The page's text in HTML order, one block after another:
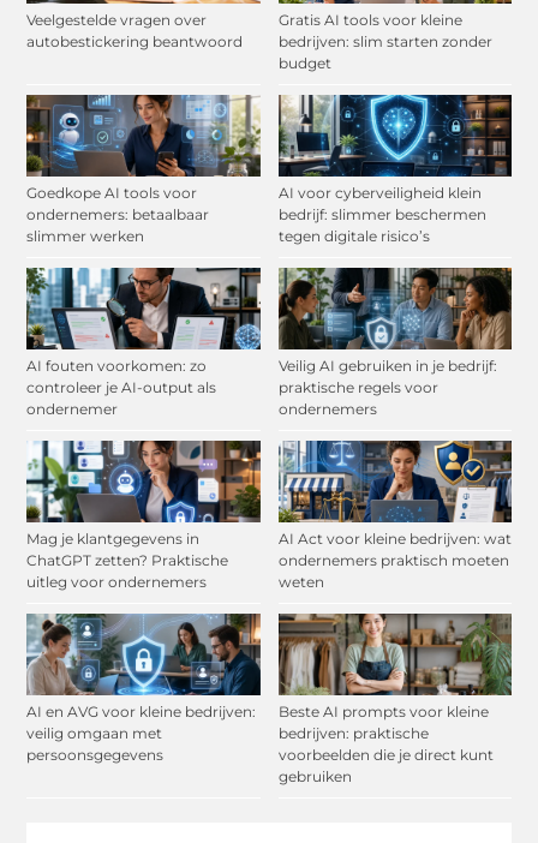
Veelgestelde vragen over
autobestickering beantwoord
Gratis AI tools voor kleine
bedrijven: slim starten zonder
budget
Goedkope AI tools voor
ondernemers: betaalbaar
slimmer werken
AI voor cyberveiligheid klein
bedrijf: slimmer beschermen
tegen digitale risico’s
AI fouten voorkomen: zo
controleer je AI-output als
ondernemer
Veilig AI gebruiken in je bedrijf:
praktische regels voor
ondernemers
Mag je klantgegevens in
ChatGPT zetten? Praktische
uitleg voor ondernemers
AI Act voor kleine bedrijven: wat
ondernemers praktisch moeten
weten
AI en AVG voor kleine bedrijven:
veilig omgaan met
persoonsgegevens
Beste AI prompts voor kleine
bedrijven: praktische
voorbeelden die je direct kunt
gebruiken